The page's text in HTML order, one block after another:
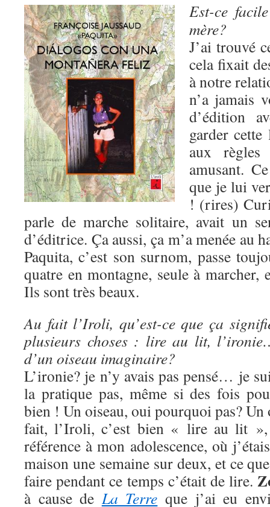
Est-ce
mère?
J’ai trouvé
cela fixait
à notre
n’a jamais
d’édition
garder
aux règles
amusant.
que je lui
! (rires)
parle de marche solitaire, avait un
d’éditrice. Ça aussi, ça m’a menée au
Paquita, c’est son surnom, passe
quatre en montagne, seule à marcher,
Ils sont très beaux.
Au fait l’Iroli, qu’est-ce que ça
plusieurs choses : lire au lit,
d’un oiseau imaginaire?
L’ironie? je n’y avais pas pensé… je
la pratique pas, même si des fois
bien ! Un oiseau, oui pourquoi pas?
fait, l’Iroli, c’est bien « lire au lit
référence à mon adolescence, où
maison une semaine sur deux, et ce
faire pendant ce temps c’était de lire.
à cause deLa Terre que j’ai eu